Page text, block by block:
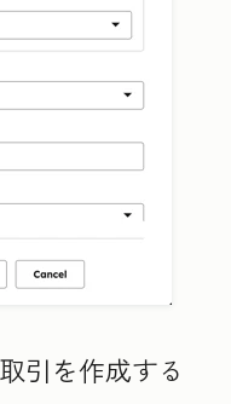
引を作成する